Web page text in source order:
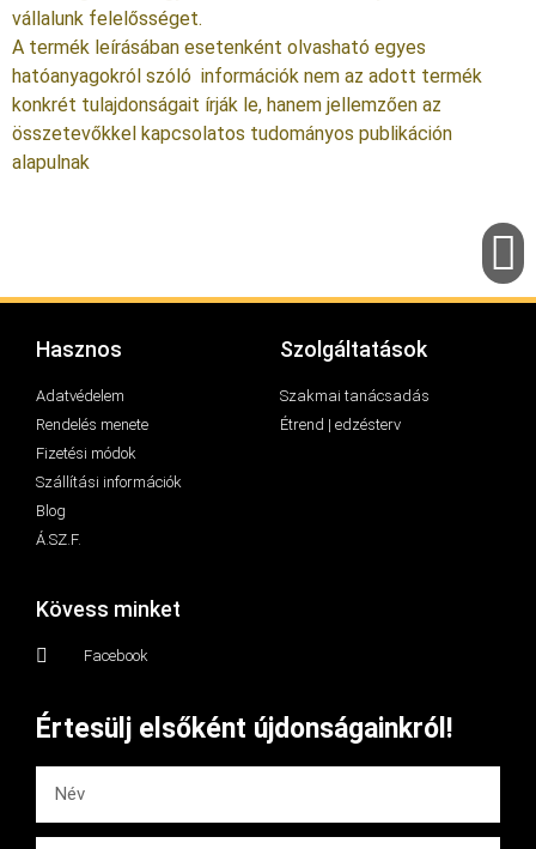
vállalunk felelősséget.
A termék leírásában esetenként olvasható egyes
hatóanyagokról szóló információk nem az adott termék
konkrét tulajdonságait írják le, hanem jellemzően az
összetevőkkel kapcsolatos tudományos publikáción
alapulnak
Hasznos
Adatvédelem
Rendelés menete
Fizetési módok
Szállítási információk
Blog
Á.SZ.F.
Szolgáltatások
Szakmai tanácsadás
Étrend | edzésterv
Kövess minket
Facebook
Értesülj elsőként újdonságainkról!